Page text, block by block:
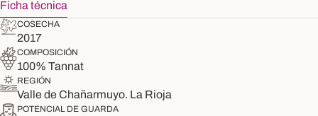
Ficha técnica
COSECHA
2017
COMPOSICIÓN
100% Tannat
REGIÓN
Valle de Chañarmuyo. La Rioja
POTENCIAL DE GUARDA